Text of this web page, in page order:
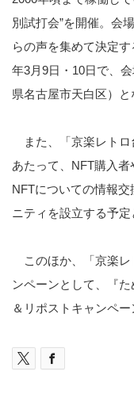
別試打会”を開催。会
らの声を集めて決定す
年3月9日・ 10日で、
県名古屋市天白区）と
また、「京楽レトロ
あたって、 NFT購入者
NFTについての情報交
ニティを設立する予定
このほか、「京楽レ
ンペーンとして、『た
＆リポストキャンペー